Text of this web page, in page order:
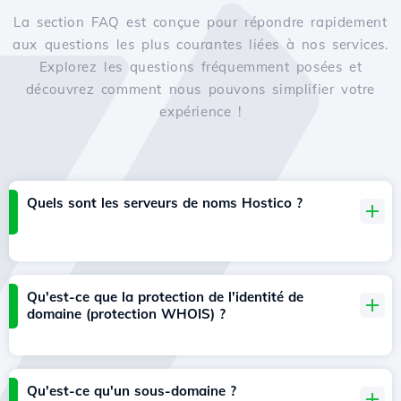
La section FAQ est conçue pour répondre rapidement
aux questions les plus courantes liées à nos services.
Explorez les questions fréquemment posées et
découvrez comment nous pouvons simplifier votre
expérience !
Quels sont les serveurs de noms Hostico ?
Qu'est-ce que la protection de l'identité de
domaine (protection WHOIS) ?
Qu'est-ce qu'un sous-domaine ?